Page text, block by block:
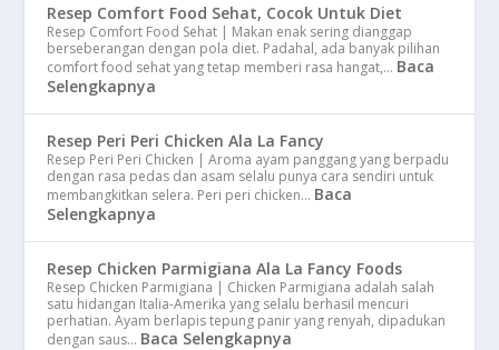
Resep Comfort Food Sehat, Cocok Untuk Diet
Resep Comfort Food Sehat | Makan enak sering dianggap
berseberangan dengan pola diet. Padahal, ada banyak pilihan
comfort food sehat yang tetap memberi rasa hangat,… Baca
Selengkapnya
Resep Peri Peri Chicken Ala La Fancy
Resep Peri Peri Chicken | Aroma ayam panggang yang berpadu
dengan rasa pedas dan asam selalu punya cara sendiri untuk
membangkitkan selera. Peri peri chicken… Baca
Selengkapnya
Resep Chicken Parmigiana Ala La Fancy Foods
Resep Chicken Parmigiana | Chicken Parmigiana adalah salah
satu hidangan Italia-Amerika yang selalu berhasil mencuri
perhatian. Ayam berlapis tepung panir yang renyah, dipadukan
dengan saus… Baca Selengkapnya